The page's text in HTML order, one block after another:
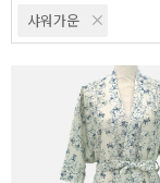
샤워가운